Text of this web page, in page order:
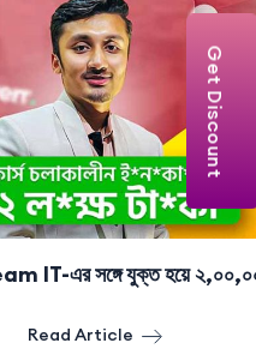
IT-এর সঙ্গে যুক্ত হয়ে
Read Article
Get Discount